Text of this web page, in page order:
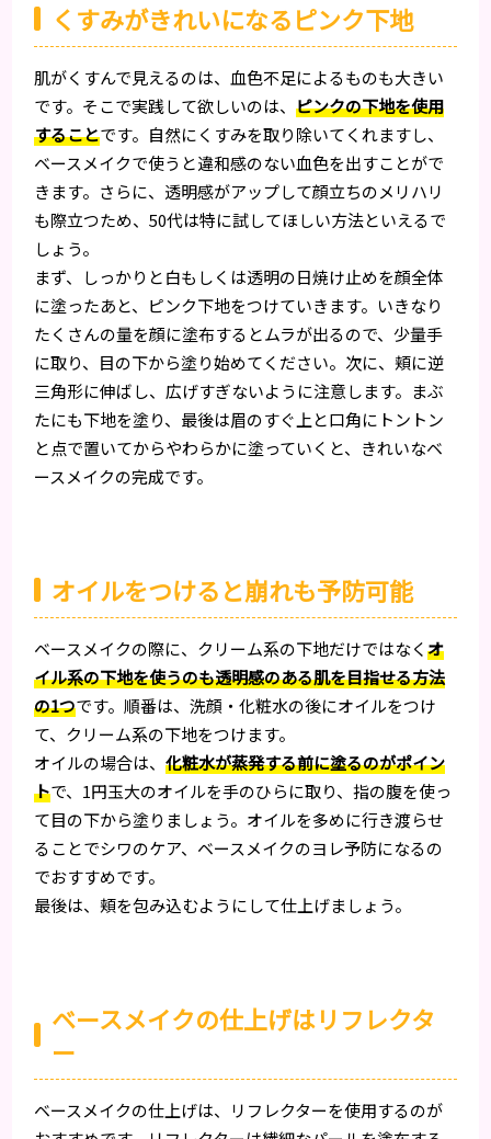
くすみがきれいになるピンク下地
肌がくすんで見えるのは、血色不足によるものも大きい
です。そこで実践して欲しいのは、ピンクの下地を使用
することです。自然にくすみを取り除いてくれますし、
ベースメイクで使うと違和感のない血色を出すことがで
きます。さらに、透明感がアップして顔立ちのメリハリ
も際立つため、50代は特に試してほしい方法といえるで
しょう。
まず、しっかりと白もしくは透明の日焼け止めを顔全体
に塗ったあと、ピンク下地をつけていきます。いきなり
たくさんの量を顔に塗布するとムラが出るので、少量手
に取り、目の下から塗り始めてください。次に、頬に逆
三角形に伸ばし、広げすぎないように注意します。まぶ
たにも下地を塗り、最後は眉のすぐ上と口角にトントン
と点で置いてからやわらかに塗っていくと、きれいなベ
ースメイクの完成です。
オイルをつけると崩れも予防可能
ベースメイクの際に、クリーム系の下地だけではなくオ
イル系の下地を使うのも透明感のある肌を目指せる方法
の1つです。順番は、洗顔・化粧水の後にオイルをつけ
て、クリーム系の下地をつけます。
オイルの場合は、化粧水が蒸発する前に塗るのがポイン
トで、1円玉大のオイルを手のひらに取り、指の腹を使っ
て目の下から塗りましょう。オイルを多めに行き渡らせ
ることでシワのケア、ベースメイクのヨレ予防になるの
でおすすめです。
最後は、頬を包み込むようにして仕上げましょう。
ベースメイクの仕上げはリフレクタ
ー
ベースメイクの仕上げは、リフレクターを使用するのが